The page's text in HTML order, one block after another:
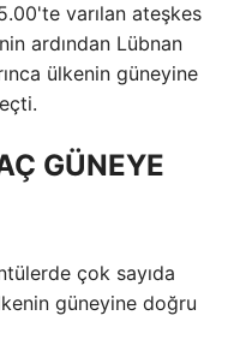
varılan ateşkes
ardından Lübnan
ülkenin güneyine
GÜNEYE
çok sayıda
güneyine doğru